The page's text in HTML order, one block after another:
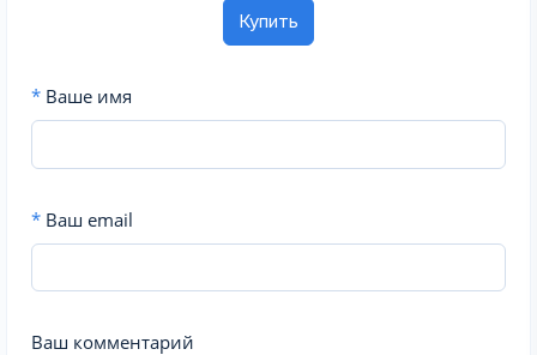
Купить
* Ваше имя
* Ваш email
Ваш комментарий